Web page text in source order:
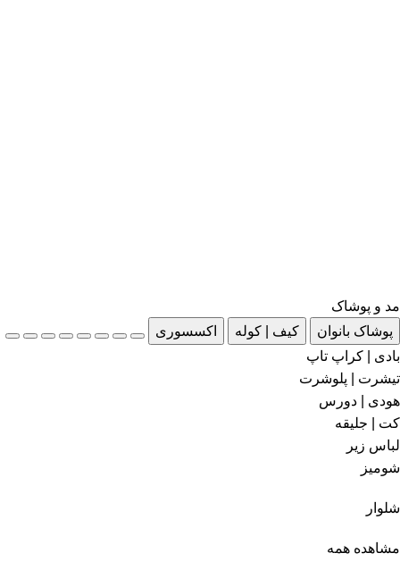
مد و پوشاک
پوشاک بانوان
کیف | کوله
اکسسوری
بادی | کراپ تاپ
تیشرت | پلوشرت
هودی | دورس
کت | جلیقه
لباس زیر
شومیز
شلوار
مشاهده همه